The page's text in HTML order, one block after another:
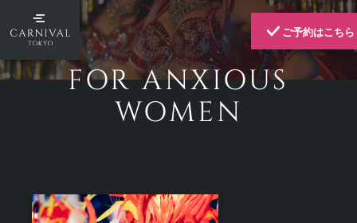
ご予約はこちら
FOR ANXIOUS
WOMEN